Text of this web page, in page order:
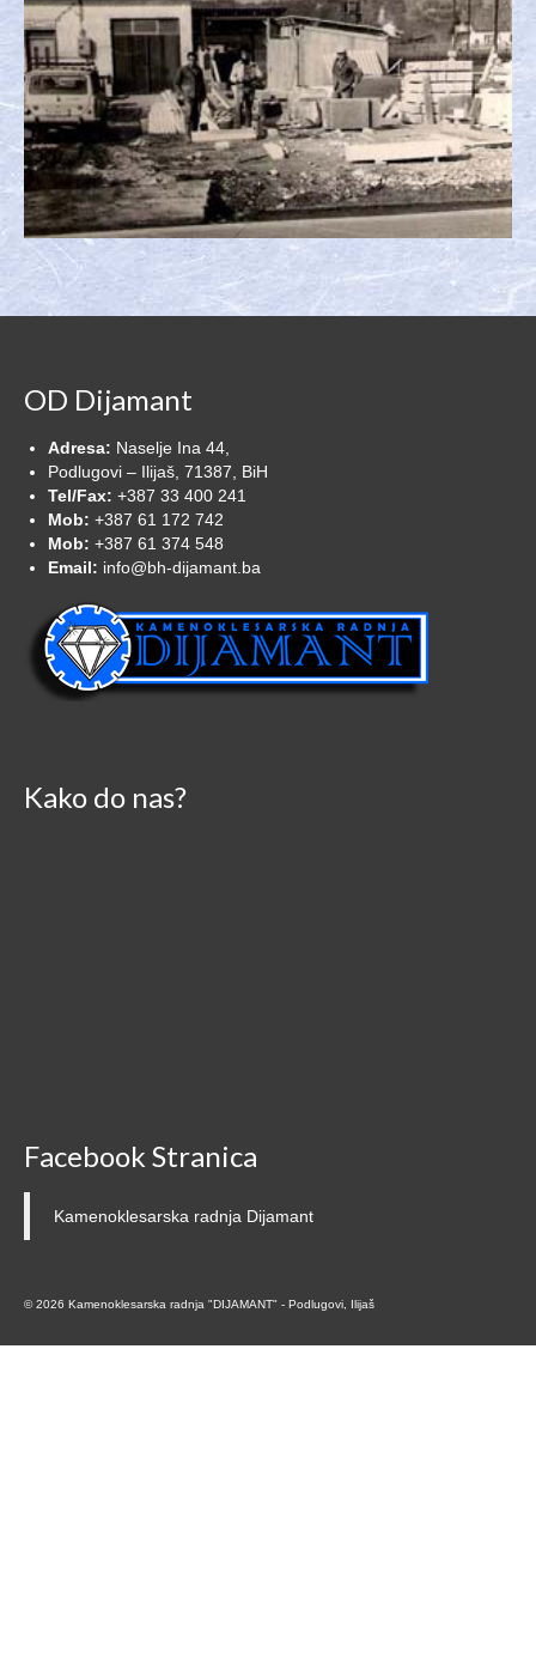
Provjeren kvalitet
OD Dijamant
Adresa: Naselje Ina 44,
Podlugovi – Ilijaš, 71387, BiH
Tel/Fax: +387 33 400 241
Mob: +387 61 172 742
Mob: +387 61 374 548
Email: info@bh-dijamant.ba
Kako do nas?
Facebook Stranica
Kamenoklesarska radnja Dijamant
© 2026 Kamenoklesarska radnja "DIJAMANT" - Podlugovi, Ilijaš